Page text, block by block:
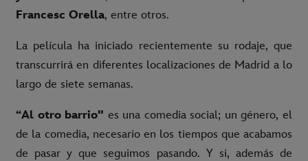
Francesc Orella, entre otros.
La película ha iniciado recientemente su rodaje, que
transcurrirá en diferentes localizaciones de Madrid a lo
largo de siete semanas.
“Al otro barrio" es una comedia social; un género, el
de la comedia, necesario en los tiempos que acabamos
de pasar y que seguimos pasando. Y si, además de